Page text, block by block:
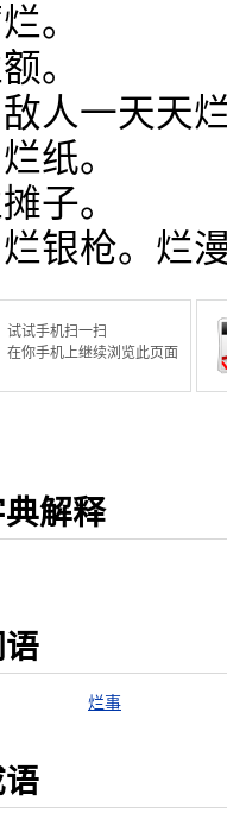
。
。
人一天天
纸。
子。
银枪。烂
试试手机扫一扫
在你手机上继续浏览此页面
解释
烂事